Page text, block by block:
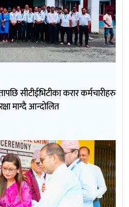
सीटीईभिटीका करार कर्मचारीहरु
माग्दै आन्दोलित